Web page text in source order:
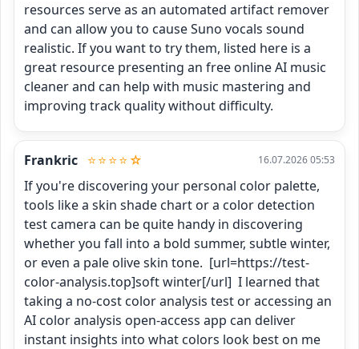
resources serve as an automated artifact remover
and can allow you to cause Suno vocals sound
realistic. If you want to try them, listed here is a
great resource presenting an free online AI music
cleaner and can help with music mastering and
improving track quality without difficulty.
Frankric ⭐⭐⭐⭐☆ 16.07.2026 05:53
If you're discovering your personal color palette,
tools like a skin shade chart or a color detection
test camera can be quite handy in discovering
whether you fall into a bold summer, subtle winter,
or even a pale olive skin tone.  [url=https://test-
color-analysis.top]soft winter[/url]  I learned that
taking a no-cost color analysis test or accessing an
AI color analysis open-access app can deliver
instant insights into what colors look best on me